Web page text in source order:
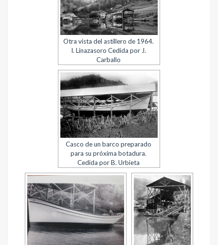
Otra vista del astillero de 1964.
I. Linazasoro Cedida por J.
Carballo
Casco de un barco preparado
para su próxima botadura.
Cedida por B. Urbieta